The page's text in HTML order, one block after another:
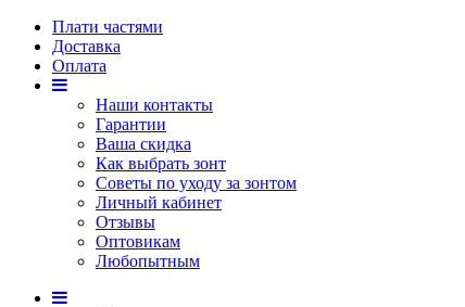
Плати частями
Доставка
Оплата
Наши контакты
Гарантии
Ваша скидка
Как выбрать зонт
Советы по уходу за зонтом
Личный кабинет
Отзывы
Оптовикам
Любопытным